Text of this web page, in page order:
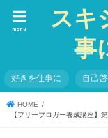
スキ
事
menu
好きを仕事に 自己
HOME
【フリーブロガー養成講座】